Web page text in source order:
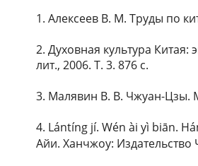
1. Алексеев В. М. Труды по
2. Духовная культура Китая:
лит., 2006. Т. 3. 876 с.
3. Малявин В. В. Чжуан-Цзы.
4. Lántíng jí. Wén ài yì biān.
Айи. Ханчжоу: Издательство